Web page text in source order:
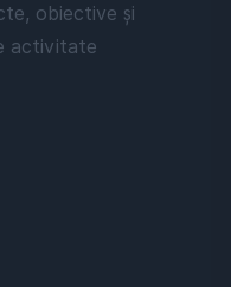
obiective și
activitate